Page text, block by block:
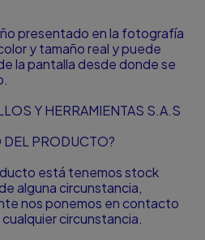
presentado en la fotografía
y tamaño real y puede
la pantalla desde donde se
Y HERRAMIENTAS S.A.S
DEL PRODUCTO?
está tenemos stock
alguna circunstancia,
nos ponemos en contacto
circunstancia.